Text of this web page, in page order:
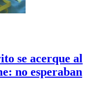
se acerque al
no esperaban